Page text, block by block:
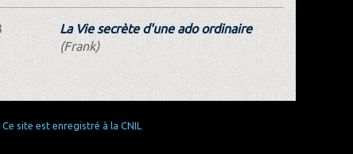
La Vie secrète d'une ado ordinaire
(Frank)
site est enregistré à la CNIL